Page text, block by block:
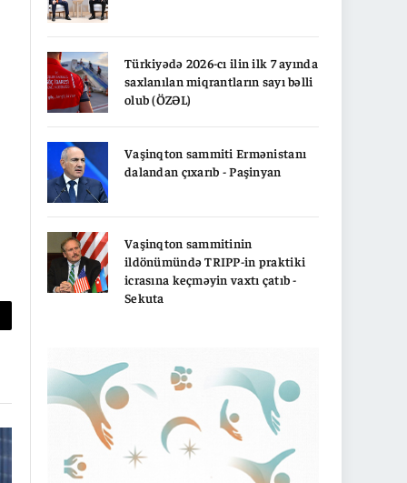
Türkiyədə 2026-cı ilin ilk 7 ayında
saxlanılan miqrantların sayı bəlli
olub (ÖZƏL)
Vaşinqton sammiti Ermənistanı
dalandan çıxarıb - Paşinyan
Vaşinqton sammitinin
ildönümündə TRIPP-in praktiki
icrasına keçməyin vaxtı çatıb -
Sekuta